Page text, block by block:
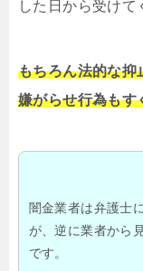
した日から受けて
もちろん法的な抑
嫌がらせ行為もす
闇金業者は弁護士
が、逆に業者から
です。